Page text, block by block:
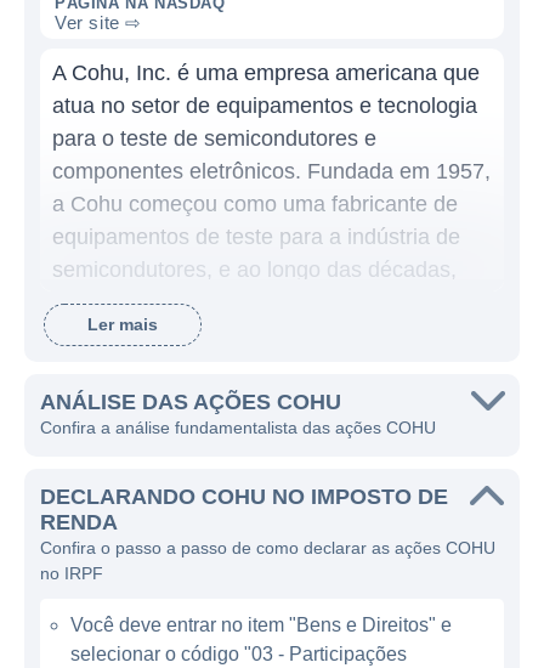
Ver site ⇨
A Cohu, Inc. é uma empresa americana que
atua no setor de equipamentos e tecnologia
para o teste de semicondutores e
componentes eletrônicos. Fundada em 1957,
a Cohu começou como uma fabricante de
equipamentos de teste para a indústria de
semicondutores, e ao longo das décadas,
expandiu suas operações e as linhas de
produtos, tornando-se uma provedora
para a indústria eletrônica.
produtos e serviços que ajudam a garantir a
eficiência e a qualidade na fabricação de
semicondutores. Isso inclui a fabricação de
equipamentos de teste, ferramentas de
inspeção e soluções de automação para
processos industriais. Através de sua
Ler mais
ANÁLISE DAS AÇÕES COHU
Confira a análise fundamentalista das ações COHU
DECLARANDO COHU NO IMPOSTO DE
RENDA
Confira o passo a passo de como declarar as ações COHU
no IRPF
Você deve entrar no item "Bens e Direitos" e
selecionar o código "03 - Participações